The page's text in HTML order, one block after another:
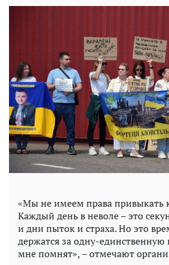
«Мы не имеем права привыкать
Каждый день в неволе – это
и дни пыток и страха. Но это
держатся за одну-
мне помнят», – отмечают